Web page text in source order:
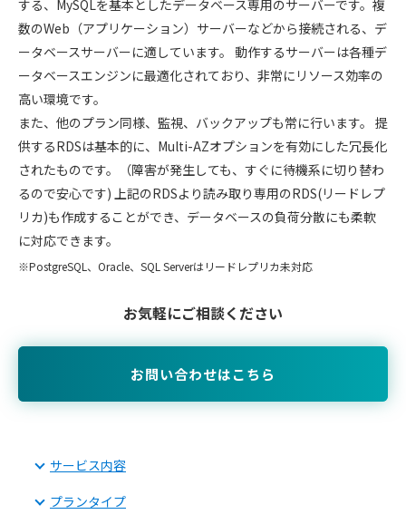
する、MySQLを基本としたデータベース専用のサーバーです。複
数のWeb（アプリケーション）サーバーなどから接続される、デ
ータベースサーバーに適しています。 動作するサーバーは各種デ
ータベースエンジンに最適化されており、非常にリソース効率の
高い環境です。
また、他のプラン同様、監視、バックアップも常に行います。 提
供するRDSは基本的に、Multi-AZオプションを有効にした冗長化
されたものです。（障害が発生しても、すぐに待機系に切り替わ
るので安心です) 上記のRDSより読み取り専用のRDS(リードレプ
リカ)も作成することができ、データベースの負荷分散にも柔軟
に対応できます。
PostgreSQL、Oracle、SQL Serverはリードレプリカ未対応
お気軽にご相談ください
お問い合わせはこちら
サービス内容
プランタイプ